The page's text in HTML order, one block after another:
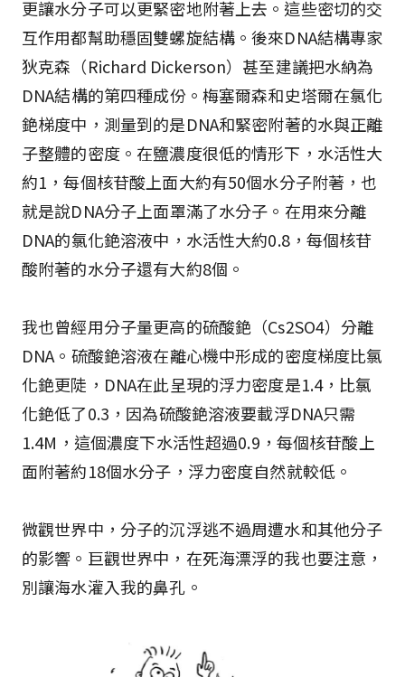
更讓水分子可以更緊密地附著上去。這些密切的交
互作用都幫助穩固雙螺旋結構。後來DNA結構專家
狄克森（Richard Dickerson）甚至建議把水納為
DNA結構的第四種成份。梅塞爾森和史塔爾在氯化
銫梯度中，測量到的是DNA和緊密附著的水與正離
子整體的密度。在鹽濃度很低的情形下，水活性大
約1，每個核苷酸上面大約有50個水分子附著，也
就是說DNA分子上面罩滿了水分子。在用來分離
DNA的氯化銫溶液中，水活性大約0.8，每個核苷
酸附著的水分子還有大約8個。
我也曾經用分子量更高的硫酸銫（Cs2SO4）分離
DNA。硫酸銫溶液在離心機中形成的密度梯度比氯
化銫更陡，DNA在此呈現的浮力密度是1.4，比氯
化銫低了0.3，因為硫酸銫溶液要載浮DNA只需
1.4M，這個濃度下水活性超過0.9，每個核苷酸上
面附著約18個水分子，浮力密度自然就較低。
微觀世界中，分子的沉浮逃不過周遭水和其他分子
的影響。巨觀世界中，在死海漂浮的我也要注意，
別讓海水灌入我的鼻孔。